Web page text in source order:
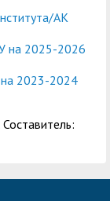
АК
на 2025-2026
на 2023-2024